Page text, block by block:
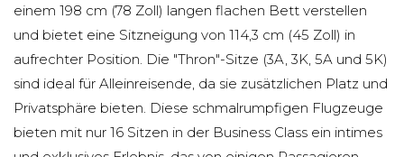
einem 198 cm (78 Zoll) langen flachen Bett verstellen
und bietet eine Sitzneigung von 114,3 cm (45 Zoll) in
aufrechter Position. Die "Thron"-Sitze (3A, 3K, 5A und 5K)
sind ideal für Alleinreisende, da sie zusätzlichen Platz und
Privatsphäre bieten. Diese schmalrumpfigen Flugzeuge
bieten mit nur 16 Sitzen in der Business Class ein intimes